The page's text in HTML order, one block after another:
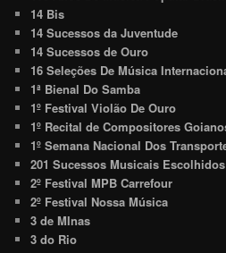
14 Bis
14 Sucessos da Juventude
14 Sucessos de Ouro
16 Seleções De Música
1ª Bienal Do Samba
1º Festival Violão De Ouro
1º Recital de Compositores
1º Semana Nacional Dos
201 Sucessos Musicais Escolhidos
2º Festival MPB Carrefour
2º Festival Nossa Música
3 de MInas
3 do Rio